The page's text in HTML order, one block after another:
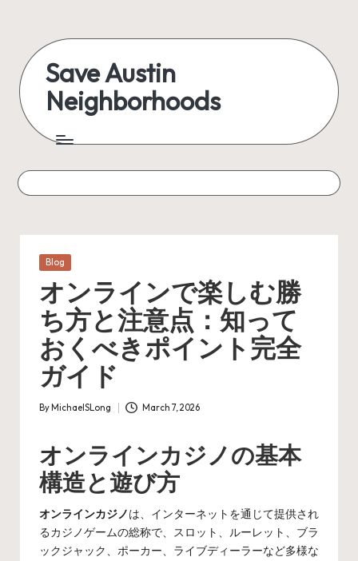
content
Save Austin
Neighborhoods
Austin
everything
Posted
Blog
オンラインで楽しむ勝
ち方と注意点：知って
おくべきポイント完全
ガイド
Posted
By MichaelSLong March 7, 2026
オンラインカジノの基本
構造と遊び方
オンラインカジノは、インターネットを通じて提供され
るカジノゲームの総称で、スロット、ルーレット、ブラ
ックジャック、ポーカー、ライブディーラーなど多様な